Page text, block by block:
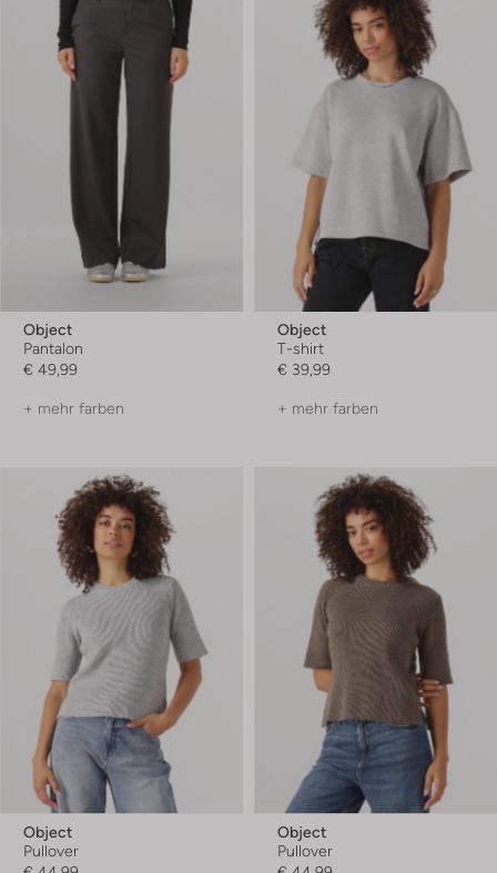
Object
Pantalon
€ 49,99
+ mehr farben
Object
T-shirt
€ 39,99
+ mehr farben
Object
Pullover
Object
Pullover